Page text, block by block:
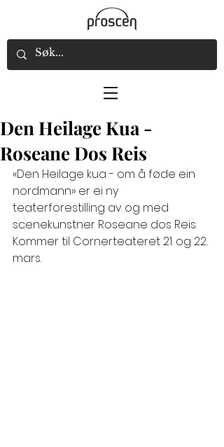
Den Heilage Kua -
Roseane Dos Reis
«Den Heilage kua - om å føde ein
nordmann» er ei ny
teaterforestilling av og med
scenekunstner Roseane dos Reis.
Kommer til Cornerteateret 21. og 22.
mars.